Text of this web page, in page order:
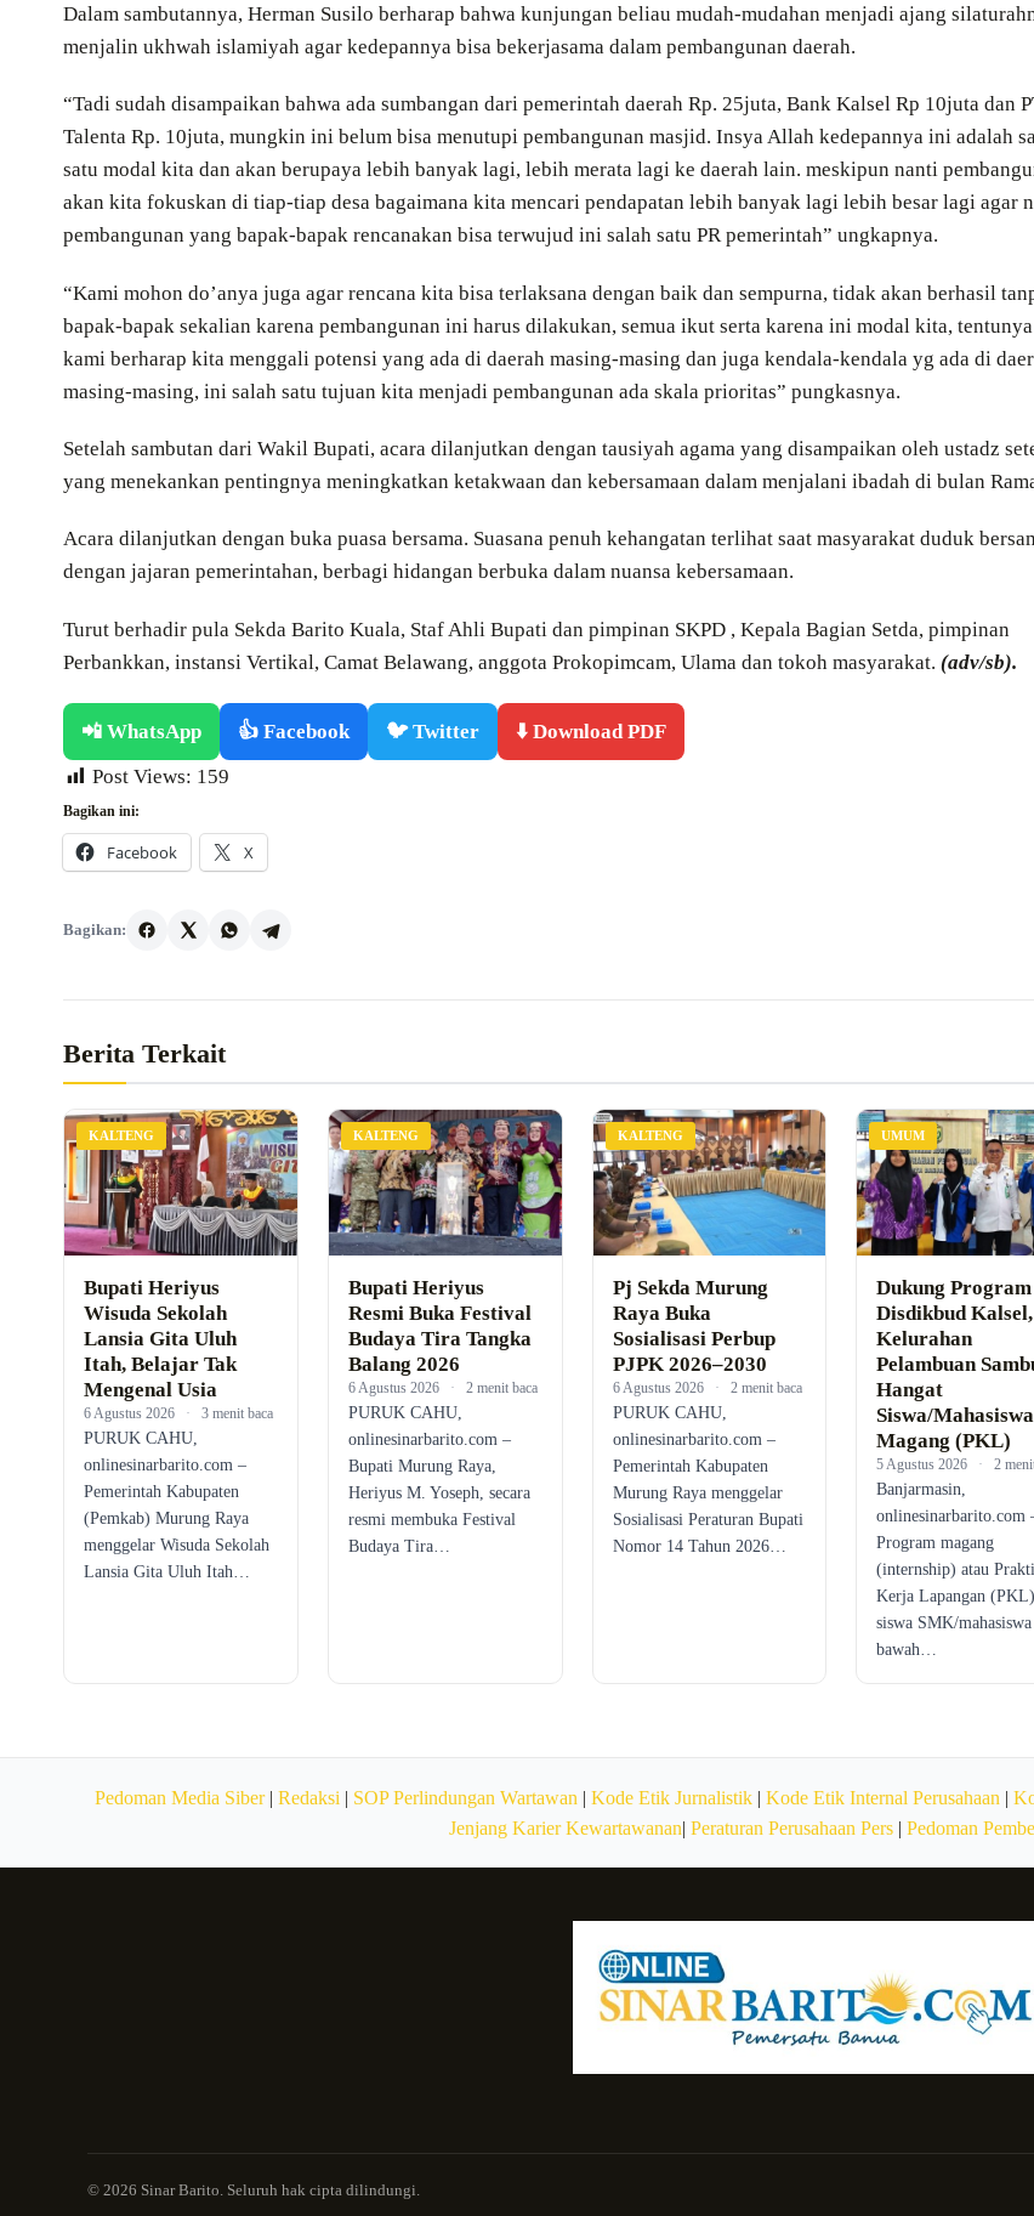
Dalam sambutannya, Herman Susilo berharap bahwa kunjungan beliau mudah-mudahan menjadi ajang
menjalin ukhwah islamiyah agar kedepannya bisa bekerjasama dalam pembangunan daerah.
“Tadi sudah disampaikan bahwa ada sumbangan dari pemerintah daerah Rp. 25juta, Bank Kalsel Rp 10juta dan
Talenta Rp. 10juta, mungkin ini belum bisa menutupi pembangunan masjid. Insya Allah kedepannya ini adalah
satu modal kita dan akan berupaya lebih banyak lagi, lebih merata lagi ke daerah lain. meskipun nanti
akan kita fokuskan di tiap-tiap desa bagaimana kita mencari pendapatan lebih banyak lagi lebih besar lagi agar
pembangunan yang bapak-bapak rencanakan bisa terwujud ini salah satu PR pemerintah” ungkapnya.
“Kami mohon do’anya juga agar rencana kita bisa terlaksana dengan baik dan sempurna, tidak akan berhasil
bapak-bapak sekalian karena pembangunan ini harus dilakukan, semua ikut serta karena ini modal kita,
kami berharap kita menggali potensi yang ada di daerah masing-masing dan juga kendala-kendala yg ada di
masing-masing, ini salah satu tujuan kita menjadi pembangunan ada skala prioritas” pungkasnya.
Setelah sambutan dari Wakil Bupati, acara dilanjutkan dengan tausiyah agama yang disampaikan oleh ustadz
yang menekankan pentingnya meningkatkan ketakwaan dan kebersamaan dalam menjalani ibadah di bulan
Acara dilanjutkan dengan buka puasa bersama. Suasana penuh kehangatan terlihat saat masyarakat duduk
dengan jajaran pemerintahan, berbagi hidangan berbuka dalam nuansa kebersamaan.
Turut berhadir pula Sekda Barito Kuala, Staf Ahli Bupati dan pimpinan SKPD , Kepala Bagian Setda, pimpinan
Perbankkan, instansi Vertikal, Camat Belawang, anggota Prokopimcam, Ulama dan tokoh masyarakat. (adv/sb).
📲 WhatsApp 👍 Facebook 🐦 Twitter
⬇️ Download PDF
Post Views: 159
Bagikan ini:
Facebook X
Bagikan:
Berita Terkait
KALTENG
Bupati Heriyus
Wisuda Sekolah
Lansia Gita Uluh
Itah, Belajar Tak
Mengenal Usia
6 Agustus 2026 · 3 menit baca
PURUK CAHU,
onlinesinarbarito.com –
Pemerintah Kabupaten
(Pemkab) Murung Raya
menggelar Wisuda Sekolah
Lansia Gita Uluh Itah…
KALTENG
Bupati Heriyus
Resmi Buka Festival
Budaya Tira Tangka
Balang 2026
6 Agustus 2026 · 2 menit baca
PURUK CAHU,
onlinesinarbarito.com –
Bupati Murung Raya,
Heriyus M. Yoseph, secara
resmi membuka Festival
Budaya Tira…
KALTENG
Pj Sekda Murung
Raya Buka
Sosialisasi Perbup
PJPK 2026–2030
6 Agustus 2026 · 2 menit baca
PURUK CAHU,
onlinesinarbarito.com –
Pemerintah Kabupaten
Murung Raya menggelar
Sosialisasi Peraturan Bupati
Nomor 14 Tahun 2026…
UMUM
Dukung Program
Disdikbud Kalsel,
Kelurahan
Pelambuan
Hangat
Siswa/Mahasiswa
Magang (PKL)
5 Agustus 2026 · 2
Banjarmasin,
onlinesinarbarito.com
Program magang
(internship) atau
Kerja Lapangan
siswa SMK/
bawah…
Pedoman Media Siber| Redaksi | SOP Perlindungan Wartawan | Kode Etik Jurnalistik | Kode Etik Internal Perusahaan |
Jenjang Karier Kewartawanan| Peraturan Perusahaan Pers| Pedoman
© 2026 Sinar Barito. Seluruh hak cipta dilindungi.